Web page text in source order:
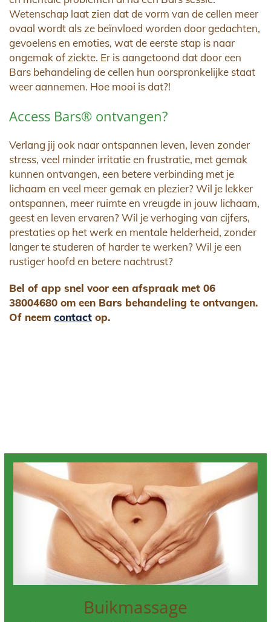
Wetenschap laat zien dat de vorm van de cellen meer
ovaal wordt als ze beïnvloed worden door gedachten,
gevoelens en emoties, wat de eerste stap is naar
ongemak of ziekte. Er is aangetoond dat door een
Bars behandeling de cellen hun oorspronkelijke staat
weer aannemen. Hoe mooi is dat?!
Access Bars® ontvangen?
Verlang jij ook naar ontspannen leven, leven zonder
stress, veel minder irritatie en frustratie, met gemak
kunnen ontvangen, een betere verbinding met je
lichaam en veel meer gemak en plezier? Wil je lekker
ontspannen, meer ruimte en vreugde in jouw lichaam,
geest en leven ervaren? Wil je verhoging van cijfers,
prestaties op het werk en mentale helderheid, zonder
langer te studeren of harder te werken? Wil je een
rustiger hoofd en betere nachtrust?
Bel of app snel voor een afspraak met 06
38004680 om een Bars behandeling te ontvangen.
Of neem contact op.
Buikmassage